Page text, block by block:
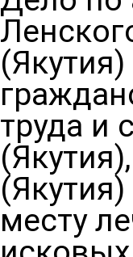
труда и
месту